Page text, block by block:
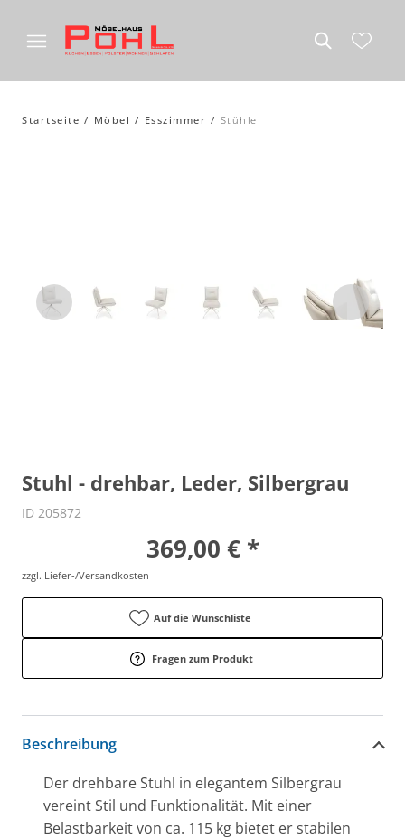
Startseite Möbel Esszimmer Stühle
Stuhl - drehbar, Leder, Silbergrau
ID 205872
369,00 € *
zzgl. Liefer-/Versandkosten
Auf die Wunschliste
Fragen zum Produkt
Beschreibung
Der drehbare Stuhl in elegantem Silbergrau
vereint Stil und Funktionalität. Mit einer
Belastbarkeit von ca. 115 kg bietet er stabilen